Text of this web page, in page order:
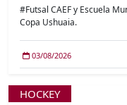
#Futsal CAEF y Escuela
Copa Ushuaia.
03/08/2026
HOCKEY